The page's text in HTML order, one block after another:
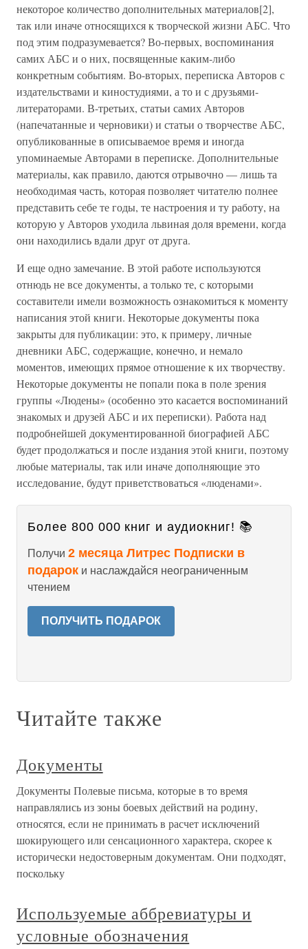
некоторое количество дополнительных материалов[2],
так или иначе относящихся к творческой жизни АБС. Что
под этим подразумевается? Во-первых, воспоминания
самих АБС и о них, посвященные каким-либо
конкретным событиям. Во-вторых, переписка Авторов с
издательствами и киностудиями, а то и с друзьями-
литераторами. В-третьих, статьи самих Авторов
(напечатанные и черновики) и статьи о творчестве АБС,
опубликованные в описываемое время и иногда
упоминаемые Авторами в переписке. Дополнительные
материалы, как правило, даются отрывочно — лишь та
необходимая часть, которая позволяет читателю полнее
представить себе те годы, те настроения и ту работу, на
которую у Авторов уходила львиная доля времени, когда
они находились вдали друг от друга.
И еще одно замечание. В этой работе используются
отнюдь не все документы, а только те, с которыми
составители имели возможность ознакомиться к моменту
написания этой книги. Некоторые документы пока
закрыты для публикации: это, к примеру, личные
дневники АБС, содержащие, конечно, и немало
моментов, имеющих прямое отношение к их творчеству.
Некоторые документы не попали пока в поле зрения
группы «Людены» (особенно это касается воспоминаний
знакомых и друзей АБС и их переписки). Работа над
подробнейшей документированной биографией АБС
будет продолжаться и после издания этой книги, поэтому
любые материалы, так или иначе дополняющие это
исследование, будут приветствоваться «люденами».
Более 800 000 книг и аудиокниг! 📚
Получи 2 месяца Литрес Подписки в
подарок и наслаждайся неограниченным
чтением
ПОЛУЧИТЬ ПОДАРОК
Читайте также
Документы
Документы Полевые письма, которые в то время
направлялись из зоны боевых действий на родину,
относятся, если не принимать в расчет исключений
шокирующего или сенсационного характера, скорее к
исторически недостоверным документам. Они подходят,
поскольку
Используемые аббревиатуры и
условные обозначения